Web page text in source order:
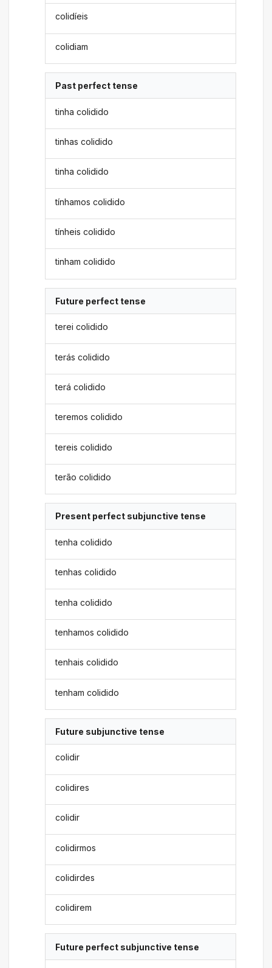
colidíeis
colidiam
Past perfect tense
tinha colidido
tinhas colidido
tinha colidido
tínhamos colidido
tínheis colidido
tinham colidido
Future perfect tense
terei colidido
terás colidido
terá colidido
teremos colidido
tereis colidido
terão colidido
Present perfect subjunctive tense
tenha colidido
tenhas colidido
tenha colidido
tenhamos colidido
tenhais colidido
tenham colidido
Future subjunctive tense
colidir
colidires
colidir
colidirmos
colidirdes
colidirem
Future perfect subjunctive tense